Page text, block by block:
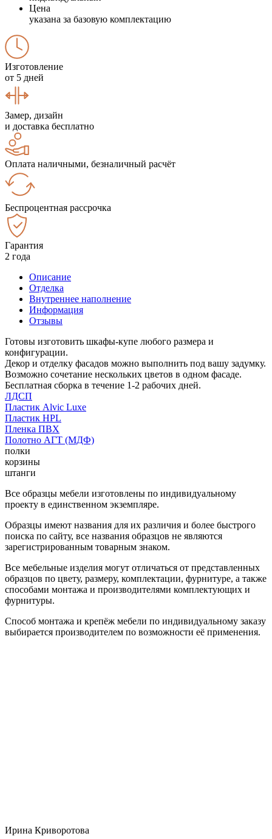
Цена
указана за базовую комплектацию
Изготовление
от 5 дней
Замер, дизайн
и доставка бесплатно
Оплата наличными, безналичный расчёт
Беспроцентная рассрочка
Гарантия
2 года
Описание
Отделка
Внутреннее наполнение
Информация
Отзывы
Готовы изготовить шкафы-купе любого размера и
конфигурации.
Декор и отделку фасадов можно выполнить под вашу задумку.
Возможно сочетание нескольких цветов в одном фасаде.
Бесплатная сборка в течение 1-2 рабочих дней.
ЛДСП
Пластик Alvic Luxe
Пластик HPL
Пленка ПВХ
Полотно АГТ (МДФ)
полки
корзины
штанги
Все образцы мебели изготовлены по индивидуальному
проекту в единственном экземпляре.
Образцы имеют названия для их различия и более быстрого
поиска по сайту, все названия образцов не являются
зарегистрированным товарным знаком.
Все мебельные изделия могут отличаться от представленных
образцов по цвету, размеру, комплектации, фурнитуре, а также
способами монтажа и производителями комплектующих и
фурнитуры.
Способ монтажа и крепёж мебели по индивидуальному заказу
выбирается производителем по возможности её применения.
Ирина Криворотова